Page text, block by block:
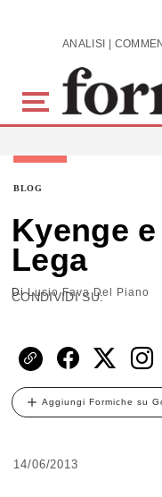
Skip to main content
BLOG
Kyenge
Lega
DiLucio Fava Del Piano
CONDIVIDI SU:
Aggiungi Formiche su
14/06/2013